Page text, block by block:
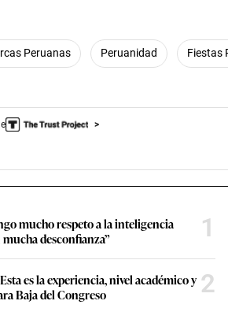
Peruanas Peruanidad Fiestas
mucho respeto a la inteligencia
desconfianza”
1
es la experiencia, nivel académico y
Baja del Congreso
2